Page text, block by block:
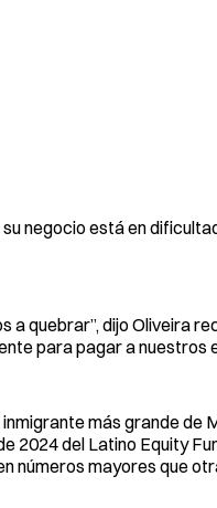
negocio está en
a quebrar”, dijo Oliveira
para pagar a nuestros
más grande
2024 del Latino Equity
números mayores que